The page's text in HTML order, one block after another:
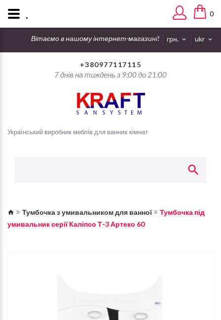
ukr
грн.
0
Вітаємо в нашому інтернет-магазині!
+380977117115
7 днів на тиждень з 9:00 до 21:00
Український виробник меблів для ванних кімнат
Тумбочка з умивальником для ванної
Тумбочка під
умивальник серії Каліпсо Т-3 Артеко 60
.